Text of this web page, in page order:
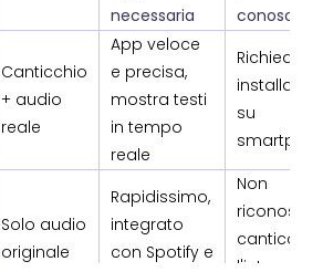
necessaria
conosciute
Canticchio
+ audio
reale
App veloce
e precisa,
mostra testi
in tempo
reale
Richiede
su
Solo audio
originale
Rapidissimo,
integrato
con Spotify e
Non
riconosce